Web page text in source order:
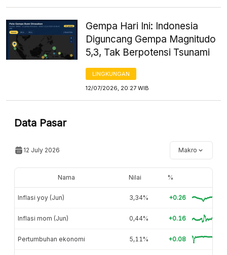
Gempa Hari Ini: Indonesia
Diguncang Gempa Magnitudo
5,3, Tak Berpotensi Tsunami
LINGKUNGAN
12/07/2026, 20:27 WIB
Data Pasar
12 July 2026 Makro
Nama Nilai %
Inflasi yoy (Jun) 3,34% +0.26
Inflasi mom (Jun) 0,44% +0.16
Pertumbuhan ekonomi 5,11% +0.08